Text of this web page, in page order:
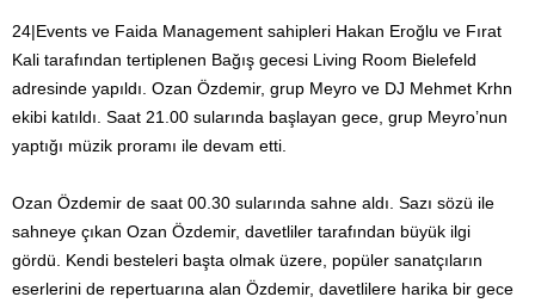
24|Events ve Faida Management sahipleri Hakan Eroğlu ve Fırat
Kali tarafından tertiplenen Bağış gecesi Living Room Bielefeld
adresinde yapıldı. Ozan Özdemir, grup Meyro ve DJ Mehmet Krhn
ekibi katıldı. Saat 21.00 sularında başlayan gece, grup Meyro’nun
yaptığı müzik proramı ile devam etti.
Ozan Özdemir de saat 00.30 sularında sahne aldı. Sazı sözü ile
sahneye çıkan Ozan Özdemir, davetliler tarafından büyük ilgi
gördü. Kendi besteleri başta olmak üzere, popüler sanatçıların
eserlerini de repertuarına alan Özdemir, davetlilere harika bir gece